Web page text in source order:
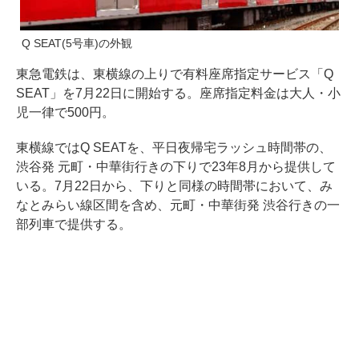
Q SEAT(5号車)の外観
東急電鉄は、東横線の上りで有料座席指定サービス「Q
SEAT」を7月22日に開始する。座席指定料金は大人・小
児一律で500円。
東横線ではQ SEATを、平日夜帰宅ラッシュ時間帯の、
渋谷発 元町・中華街行きの下りで23年8月から提供して
いる。7月22日から、下りと同様の時間帯において、み
なとみらい線区間を含め、元町・中華街発 渋谷行きの一
部列車で提供する。